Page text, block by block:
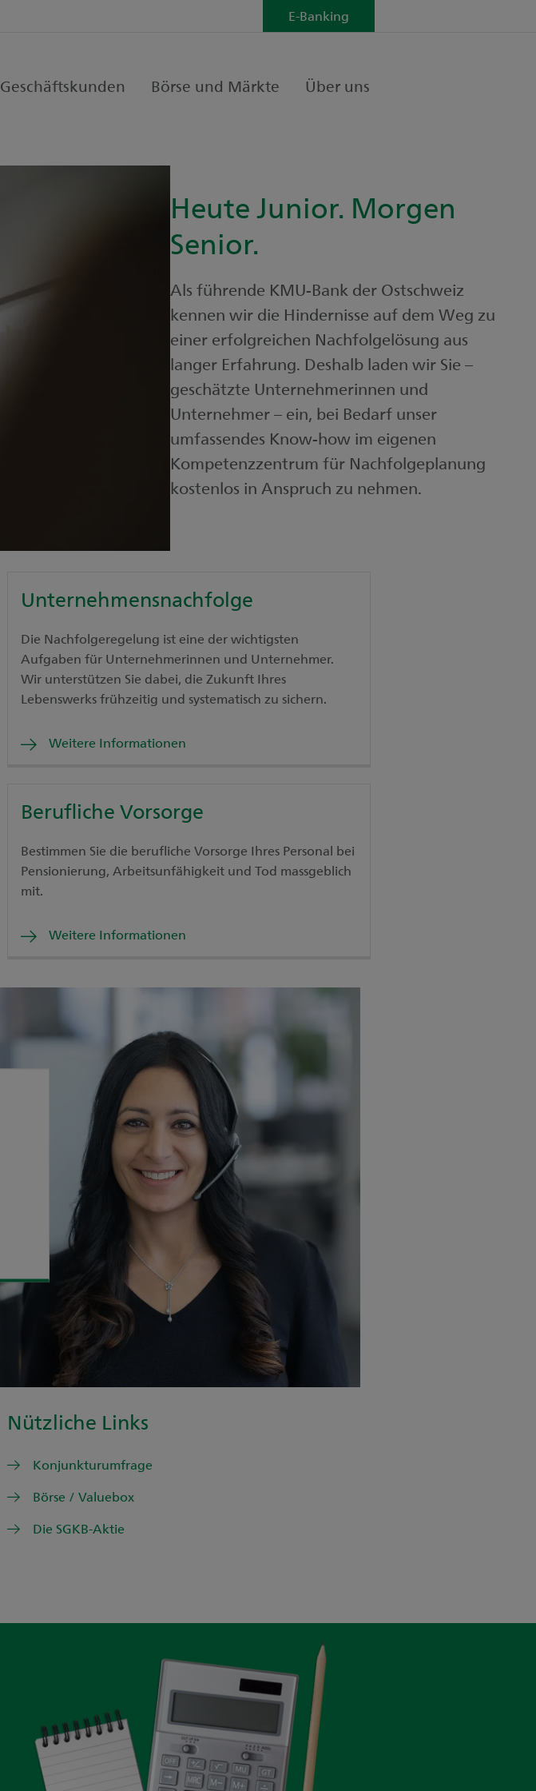
Geschäftskunden Börse und Märkte Über uns
E-Banking
Heute Junior. Morgen
Senior.
Als führende KMU-Bank der Ostschweiz
kennen wir die Hindernisse auf dem Weg zu
einer erfolgreichen Nachfolgelösung aus
langer Erfahrung. Deshalb laden wir Sie –
geschätzte Unternehmerinnen und
Unternehmer – ein, bei Bedarf unser
umfassendes Know-how im eigenen
Kompetenzzentrum für Nachfolgeplanung
kostenlos in Anspruch zu nehmen.
Unternehmensnachfolge
Die Nachfolgeregelung ist eine der wichtigsten
Aufgaben für Unternehmerinnen und Unternehmer.
Wir unterstützen Sie dabei, die Zukunft Ihres
Lebenswerks frühzeitig und systematisch zu sichern.
Weitere Informationen
Berufliche Vorsorge
Bestimmen Sie die berufliche Vorsorge Ihres Personal bei
Pensionierung, Arbeitsunfähigkeit und Tod massgeblich
mit.
Weitere Informationen
Nützliche Links
Konjunkturumfrage
Börse / Valuebox
Die SGKB-Aktie